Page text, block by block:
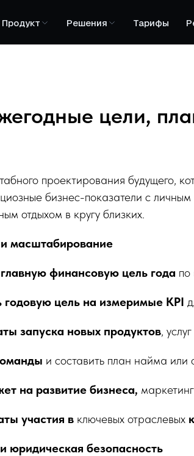
Продукт Решения Тарифы
цели,
проектирования будущего,
бизнес-показатели с
отдыхом в кругу близких.
и масштабирование
финансовую цель года по
годовую цель на измеримые KPI
запуска новых продуктов,
и составить план найма или
на развитие бизнеса,
участия в ключевых отраслевых
юридическая безопасность